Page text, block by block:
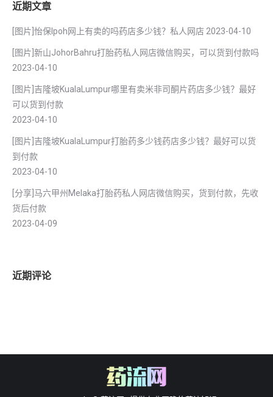
近期文章
[图片]怡保lpoh网上有卖的吗药店多少钱？私人网店 2023-04-10
[图片]新山JohorBahru打胎药私人网店微信购买，可以货到付款吗
2023-04-10
[图片]吉隆坡KualaLumpur哪里有卖米非司酮片药店多少钱？最好
可以货到付款
2023-04-10
[图片]吉隆坡KualaLumpur打胎药多少钱药店多少钱？最好可以货
到付款
2023-04-10
[分享]马六甲州Melaka打胎药私人网店微信购买，货到付款，先收
货后付款
2023-04-09
近期评论